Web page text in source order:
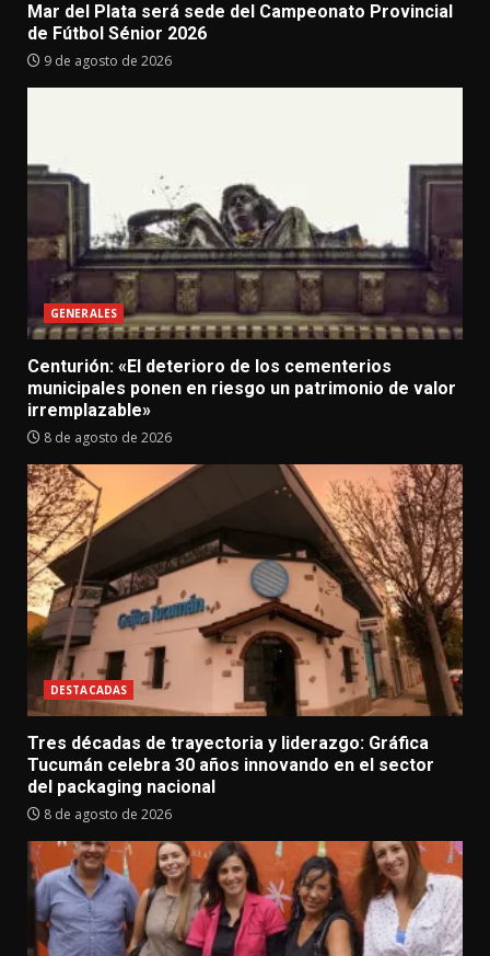
Mar del Plata será sede del Campeonato Provincial
de Fútbol Sénior 2026
9 de agosto de 2026
GENERALES
Centurión: «El deterioro de los cementerios
municipales ponen en riesgo un patrimonio de valor
irremplazable»
8 de agosto de 2026
DESTACADAS
Tres décadas de trayectoria y liderazgo: Gráfica
Tucumán celebra 30 años innovando en el sector
del packaging nacional
8 de agosto de 2026